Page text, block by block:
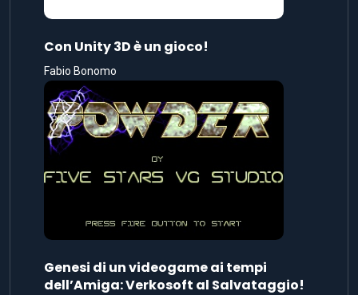
Con Unity 3D è un gioco!
Fabio Bonomo
Genesi di un videogame ai tempi
dell’Amiga: Verkosoft al Salvataggio!